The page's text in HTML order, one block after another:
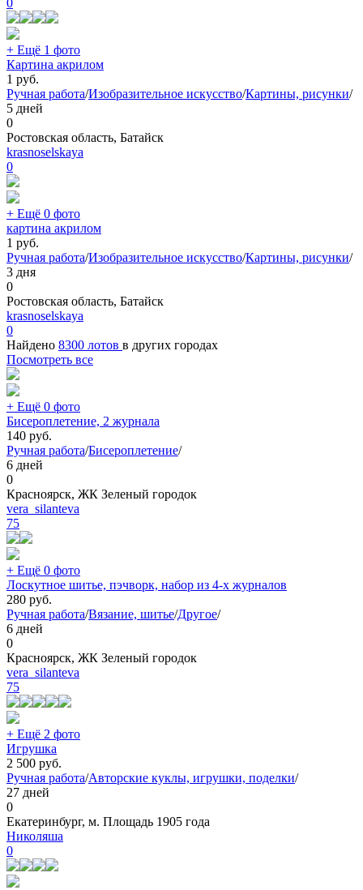
0
+ Ещё 1 фото
Картина акрилом
1 руб.
Ручная работа/Изобразительное искусство/Картины, рисунки/
5 дней
0
Ростовская область, Батайск
krasnoselskaya
0
+ Ещё 0 фото
картина акрилом
1 руб.
Ручная работа/Изобразительное искусство/Картины, рисунки/
3 дня
0
Ростовская область, Батайск
krasnoselskaya
0
Найдено 8300 лотов в других городах
Посмотреть все
+ Ещё 0 фото
Бисероплетение, 2 журнала
140 руб.
Ручная работа/Бисероплетение/
6 дней
0
Красноярск, ЖК Зеленый городок
vera_silanteva
75
+ Ещё 0 фото
Лоскутное шитье, пэчворк, набор из 4-х журналов
280 руб.
Ручная работа/Вязание, шитье/Другое/
6 дней
0
Красноярск, ЖК Зеленый городок
vera_silanteva
75
+ Ещё 2 фото
Игрушка
2 500 руб.
Ручная работа/Авторские куклы, игрушки, поделки/
27 дней
0
Екатеринбург, м. Площадь 1905 года
Николяша
0